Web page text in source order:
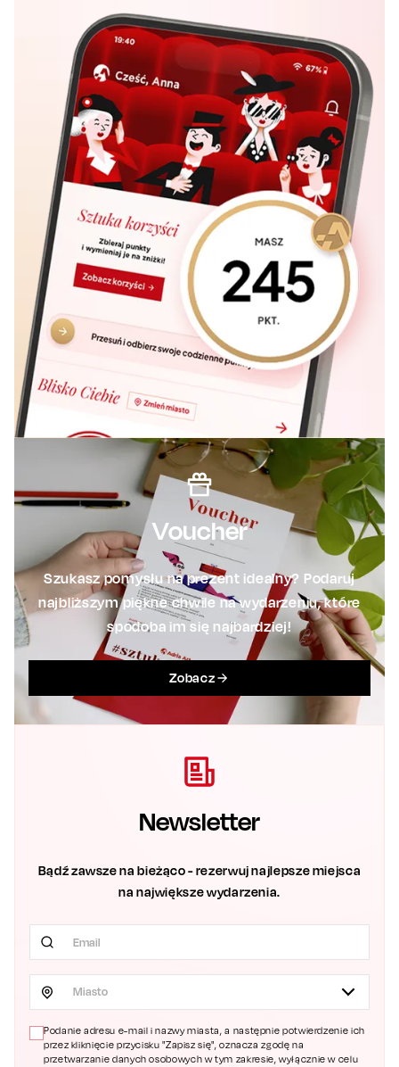
Voucher
Szukasz pomysłu na prezent idealny? Podaruj
najbliższym piękne chwile na wydarzeniu, które
spodoba im się najbardziej!
Zobacz
Newsletter
Bądź zawsze na bieżąco - rezerwuj najlepsze miejsca
na największe wydarzenia.
Miasto
Podanie adresu e-mail i nazwy miasta, a następnie potwierdzenie ich
przez kliknięcie przycisku "Zapisz się", oznacza zgodę na
przetwarzanie danych osobowych w tym zakresie, wyłącznie w celu